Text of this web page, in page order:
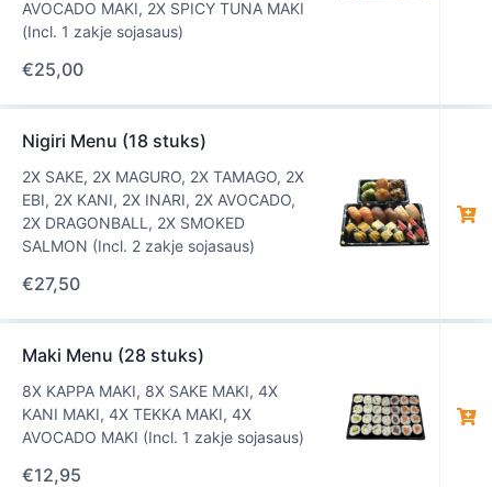
AVOCADO MAKI, 2X SPICY TUNA MAKI
(Incl. 1 zakje sojasaus)
€25,00
Nigiri Menu (18 stuks)
2X SAKE, 2X MAGURO, 2X TAMAGO, 2X
EBI, 2X KANI, 2X INARI, 2X AVOCADO,
2X DRAGONBALL, 2X SMOKED
SALMON (Incl. 2 zakje sojasaus)
€27,50
Maki Menu (28 stuks)
8X KAPPA MAKI, 8X SAKE MAKI, 4X
KANI MAKI, 4X TEKKA MAKI, 4X
AVOCADO MAKI (Incl. 1 zakje sojasaus)
€12,95